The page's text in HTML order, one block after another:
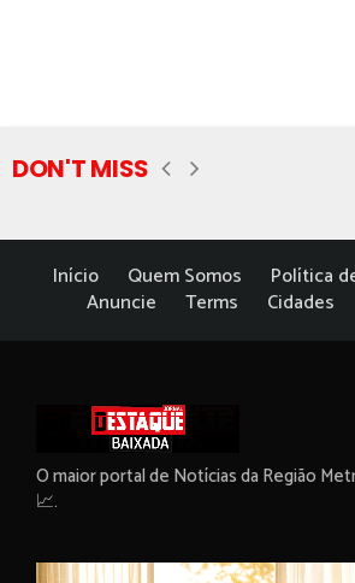
DON'T MISS
Início Quem Somos
Política
Anuncie
Terms Cidades
O maior portal de Notícias da Região
📈.